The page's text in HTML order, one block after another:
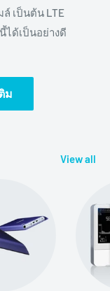
ล์ เป็นต้น LTE
ได้เป็นอย่างดี
ม
View all